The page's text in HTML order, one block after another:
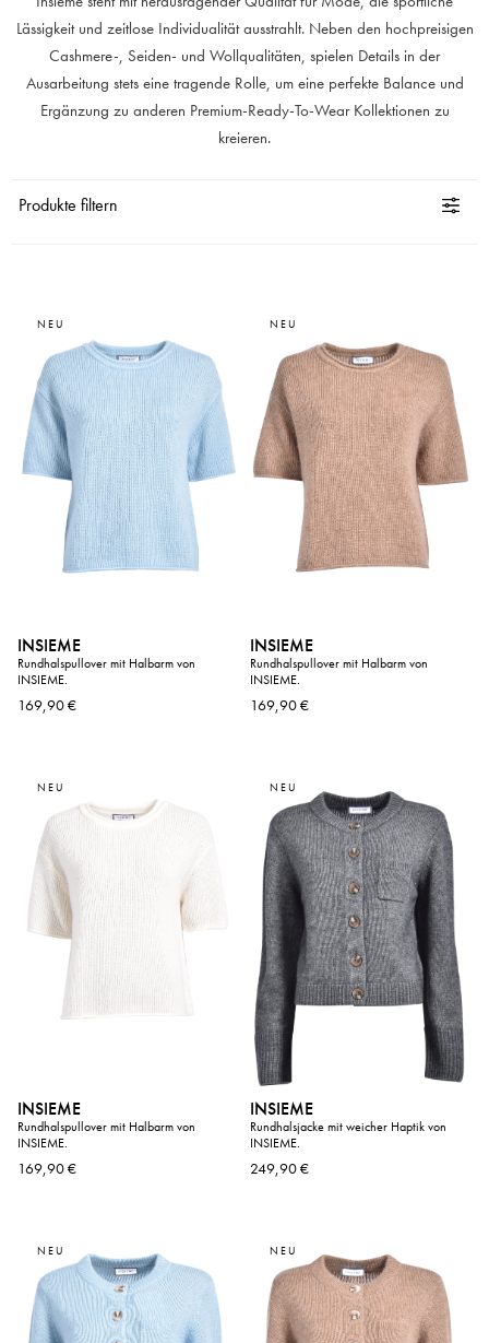
Lässigkeit und zeitlose Individualität ausstrahlt. Neben den hochpreisigen
Cashmere-, Seiden- und Wollqualitäten, spielen Details in der
Ausarbeitung stets eine tragende Rolle, um eine perfekte Balance und
Ergänzung zu anderen Premium-Ready-To-Wear Kollektionen zu
kreieren.
Produkte filtern
NEU
INSIEME
Rundhalspullover mit Halbarm von
INSIEME.
169,90 €
NEU
INSIEME
Rundhalspullover mit Halbarm von
INSIEME.
169,90 €
NEU
INSIEME
Rundhalspullover mit Halbarm von
INSIEME.
169,90 €
NEU
INSIEME
Rundhalsjacke mit weicher Haptik von
INSIEME.
249,90 €
NEU NEU